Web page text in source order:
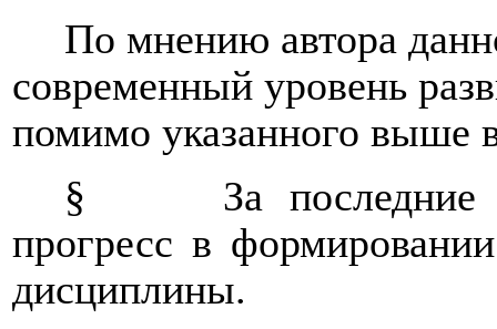
По мнению автора
современный уровень
помимо указанного выше
§
За последние
прогресс в
дисциплины.